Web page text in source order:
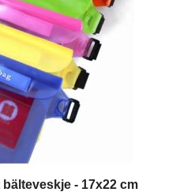
- 17x22 cm